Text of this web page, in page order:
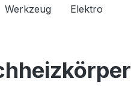
Werkzeug Elektro